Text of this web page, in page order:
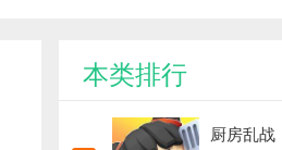
本类排行
厨房乱战